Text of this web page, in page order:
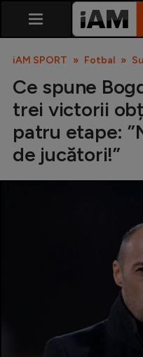
SuperLiga
Cupa
Echipa
Fotbal
iAM SPORT Fotbal
Ce spune
trei victorii
patru etape:
de jucători!”